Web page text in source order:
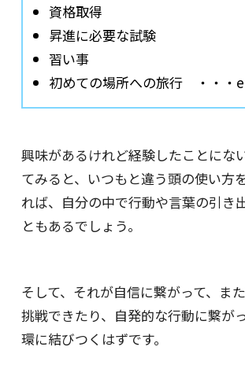
資格取得
昇進に必要な試験
習い事
初めての場所への旅行 ・・・
興味があるけれど経験したことにな
てみると、いつもと違う頭の使い方
れば、自分の中で行動や言葉の引き
ともあるでしょう。
そして、それが自信に繋がって、ま
挑戦できたり、自発的な行動に繋が
環に結びつくはずです。